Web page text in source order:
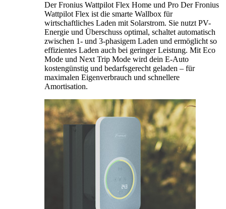
Der Fronius Wattpilot Flex Home und Pro Der Fronius
Wattpilot Flex ist die smarte Wallbox für
wirtschaftliches Laden mit Solarstrom. Sie nutzt PV-
Energie und Überschuss optimal, schaltet automatisch
zwischen 1- und 3-phasigem Laden und ermöglicht so
effizientes Laden auch bei geringer Leistung. Mit Eco
Mode und Next Trip Mode wird dein E-Auto
kostengünstig und bedarfsgerecht geladen – für
maximalen Eigenverbrauch und schnellere
Amortisation.